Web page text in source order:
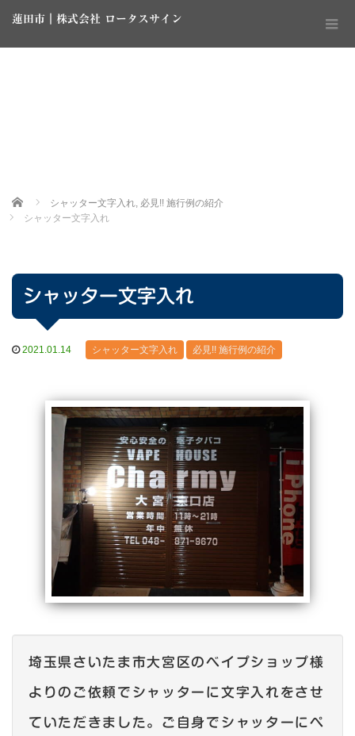
蓮田市｜株式会社 ロータスサイン
Home シャッター文字入れ, 必見!! 施行例の紹介
シャッター文字入れ
シャッター文字入れ
2021.01.14 シャッター文字入れ 必見!! 施行例の紹介
埼玉県さいたま市大宮区のベイプショップ様
よりのご依頼でシャッターに文字入れをさせ
ていただきました。ご自身でシャッターにペ